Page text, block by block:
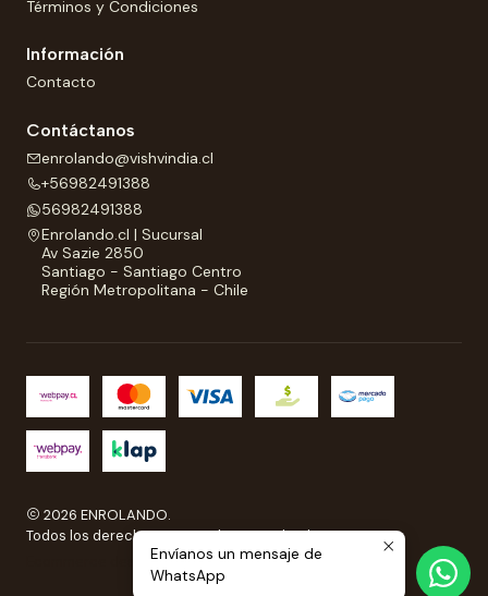
Términos y Condiciones
Información
Contacto
Contáctanos
enrolando@vishvindia.cl
+56982491388
56982491388
Enrolando.cl | Sucursal
Av Sazie 2850
Santiago - Santiago Centro
Región Metropolitana - Chile
2026 ENROLANDO.
Todos los derechos reservados a Enrolando..
Ecommerce desarrollado porSitestore.cl
Envíanos un mensaje de
WhatsApp